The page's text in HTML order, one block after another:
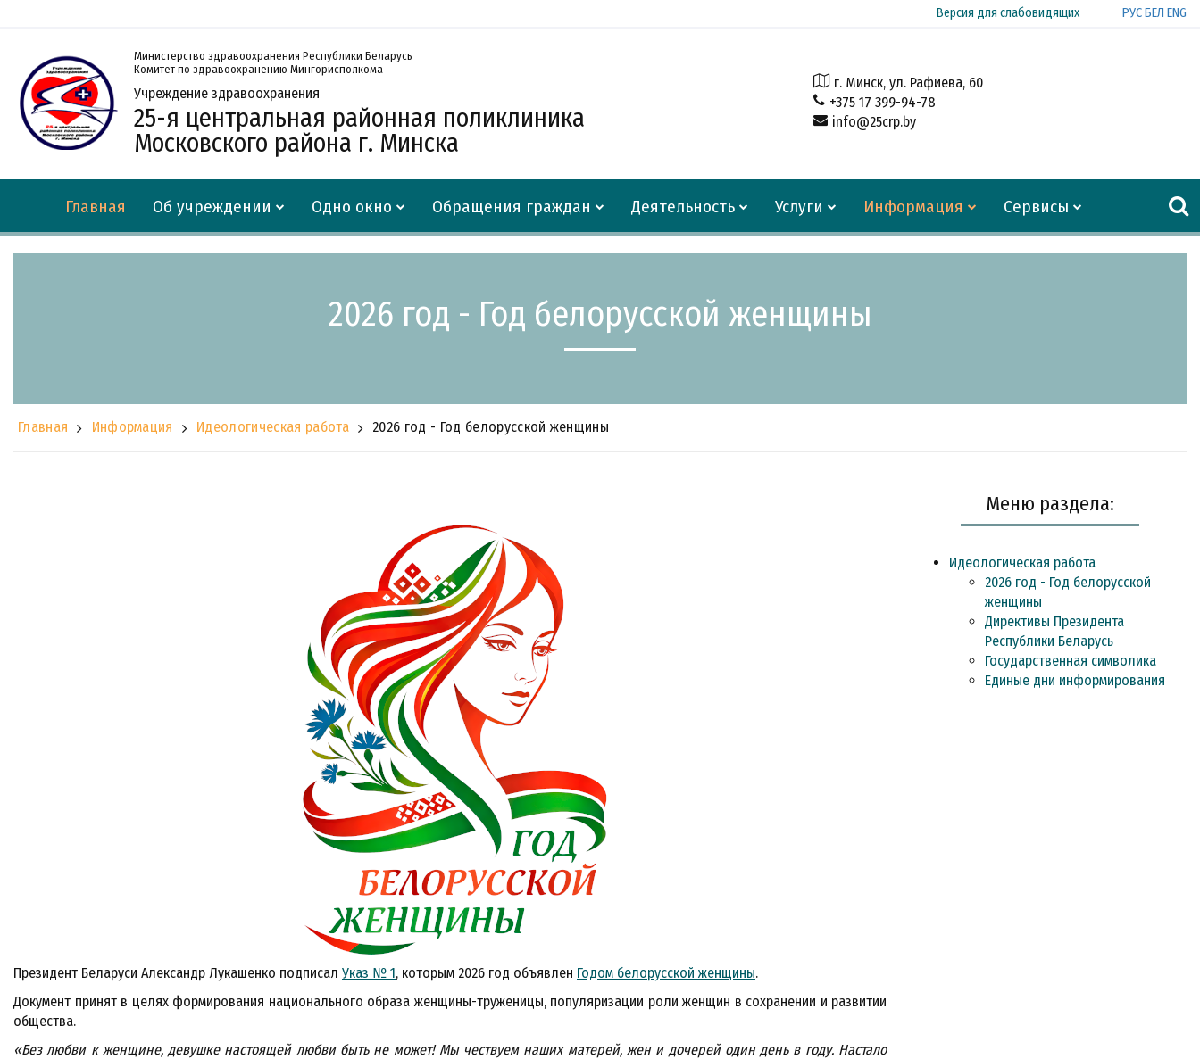
Версия для слабовидящих РУСБЕЛ ENG
Министерство здравоохранения Республики Беларусь
Комитет по здравоохранению Мингорисполкома
Учреждение здравоохранения
25-я центральная районная поликлиника
Московского района г. Минска
г. Минск, ул. Рафиева, 60
+375 17 399-94-78
info@25crp.by
Главная Об учреждении Одно окно Обращения граждан Деятельность Услуги Информация Сервисы
2026 год - Год белорусской женщины
Главная Информация Идеологическая работа 2026 год - Год белорусской женщины
Президент Беларуси Александр Лукашенко подписал Указ № 1, которым 2026 год объявлен Годом белорусской женщины.
Документ принят в целях формирования национального образа женщины-труженицы, популяризации роли женщин в сохранении и развитии
общества.
«Без любви к женщине, девушке настоящей любви быть не может! Мы чествуем наших матерей, жен и дочерей один день в году. Настало
Меню раздела:
Идеологическая работа
2026 год - Год белорусской
женщины
Директивы Президента
Республики Беларусь
Государственная символика
Единые дни информирования